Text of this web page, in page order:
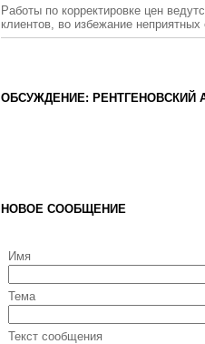
Работы по корректировке цен
клиентов, во избежание
ОБСУЖДЕНИЕ: РЕНТГЕНОВСКИЙ
НОВОЕ СООБЩЕНИЕ
Имя
Тема
Текст сообщения